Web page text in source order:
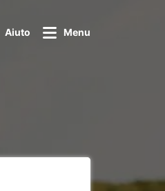
Aiuto Menu